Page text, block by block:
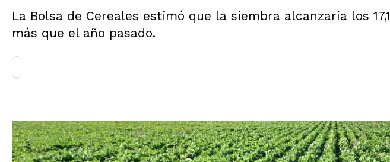
La Bolsa de Cereales estimó que la siembra alcanzaría los
más que el año pasado.